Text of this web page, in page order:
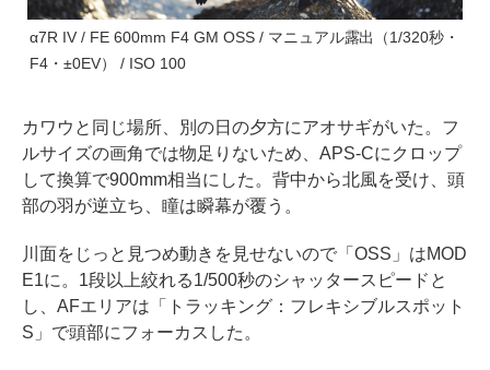
α7R IV / FE 600mm F4 GM OSS / マニュアル露出（1/320秒・
F4・±0EV） / ISO 100
カワウと同じ場所、別の日の夕方にアオサギがいた。フ
ルサイズの画角では物足りないため、APS-Cにクロップ
して換算で900mm相当にした。背中から北風を受け、頭
部の羽が逆立ち、瞳は瞬幕が覆う。
川面をじっと見つめ動きを見せないので「OSS」はMOD
E1に。1段以上絞れる1/500秒のシャッタースピードと
し、AFエリアは「トラッキング：フレキシブルスポット
S」で頭部にフォーカスした。